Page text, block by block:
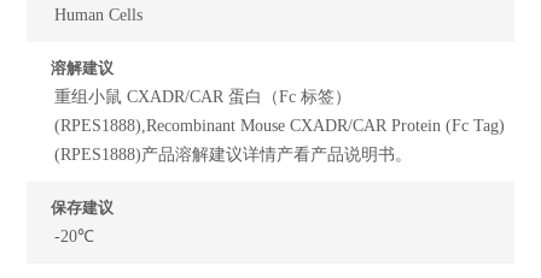
Human Cells
溶解建议
重组小鼠 CXADR/CAR 蛋白（Fc 标签）
(RPES1888),Recombinant Mouse CXADR/CAR Protein (Fc Tag)
(RPES1888)产品溶解建议详情产看产品说明书。
保存建议
-20℃